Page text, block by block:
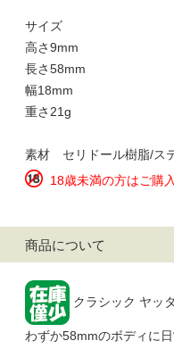
サイズ
高さ9mm
長さ58mm
幅18mm
重さ21g
素材 セリドール樹脂/ス
18歳未満の方はご購
商品について
クラシック ヤッ
わずか58mmのボディに